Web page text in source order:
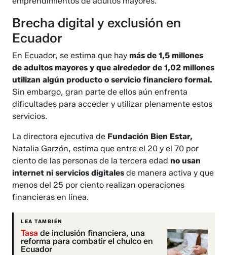
Brecha digital y exclusión en
Ecuador
En Ecuador, se estima que haymás de 1,5 millones
de adultos mayores y que alrededor de 1,02 millones
utilizan algún producto o servicio financiero formal.
Sin embargo, gran parte de ellos aún enfrenta
dificultades para acceder y utilizar plenamente estos
servicios.
La directora ejecutiva de Fundación Bien Estar,
Natalia Garzón, estima que entre el 20 y el 70 por
ciento de las personas de la tercera edadno usan
internet ni servicios digitales de manera activa y que
menos del 25 por ciento realizan operaciones
financieras en línea.
LEA TAMBIÉN
Tasa de inclusión financiera, una
reforma para combatir el chulco en
Ecuador